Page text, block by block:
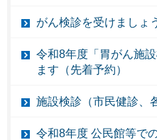
がん検診を受けましょ
令和8年度「胃がん施
ます（先着予約）
施設検診（市民健診、
令和8年度 公民館等で